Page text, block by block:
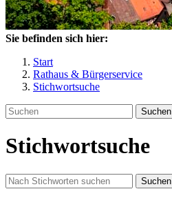
Sie befinden sich hier:
Start
Rathaus & Bürgerservice
Stichwortsuche
Suchen
Stichwortsuche
Suchen